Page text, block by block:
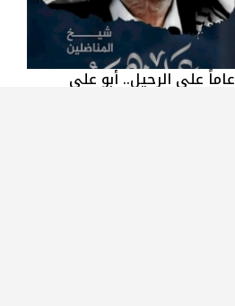
11 عاماً على الرحيل.. أبو علي